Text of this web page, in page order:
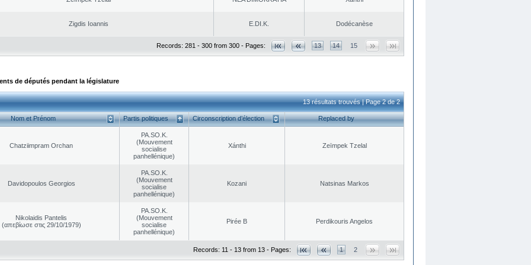
Zigdis Ioannis E.DI.K. Dodécanèse
Records: 281 - 300 from 300 - Pages: 13 14 15
de députés pendant la législature
13 résultats trouvés | Page 2 de 2
Nom et Prénom Partis politiques Circonscription d’élection Replaced by
Chatziimpram Orchan
PA.SO.K.
(Mouvement
socialise
panhellénique)
Xánthi Zeïmpek Tzelal
Davidopoulos Georgios
PA.SO.K.
(Mouvement
socialise
panhellénique)
Kozani Natsinas Markos
Nikolaidis Pantelis
(απεβίωσε στις 29/10/1979)
PA.SO.K.
(Mouvement
socialise
panhellénique)
Pirée B Perdikouris Angelos
Records: 11 - 13 from 13 - Pages: 1 2